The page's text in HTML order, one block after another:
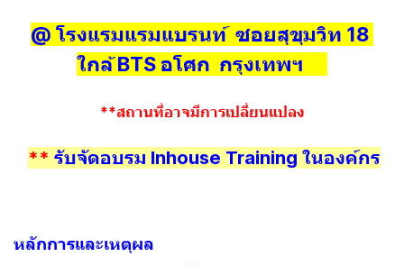
@ โรงแรมแรมแบรนท์ ซอยสุขุมวิท 18
ใกล้ BTS อโศก กรุงเทพฯ
**สถานที่อาจมีการเปลี่ยนแปลง
** รับจัดอบรม Inhouse Training ในองค์กร
หลักการและเหตุผล